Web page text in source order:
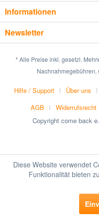
Informationen
Newsletter
* Alle Preise inkl. gesetzl.
Nachnahmegebühren,
Hilfe / Support Über uns
AGB
Widerrufsrecht
Copyright come back
Diese Website verwendet
Funktionalität bieten